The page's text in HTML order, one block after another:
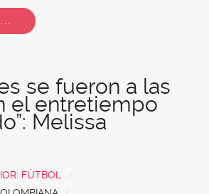
se fueron a las
el entretiempo
Melissa
FÚTBOL